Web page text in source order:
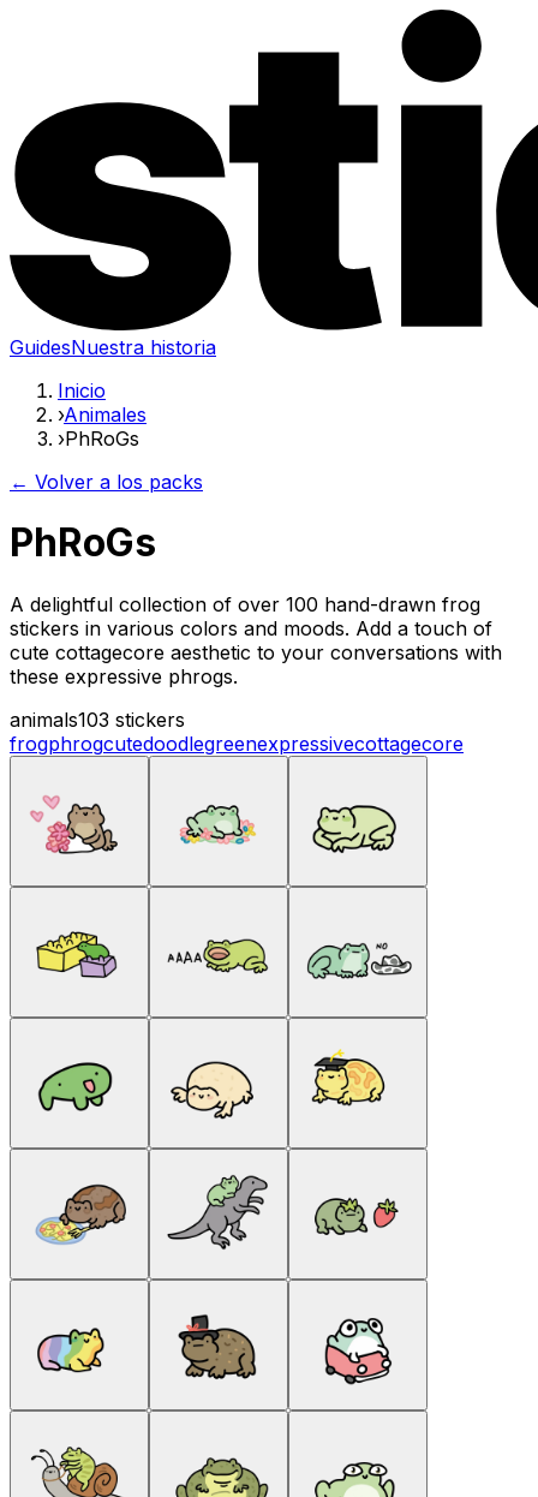
GuidesNuestra historia
Inicio
›Animales
›PhRoGs
← Volver a los packs
PhRoGs
A delightful collection of over 100 hand-drawn frog
stickers in various colors and moods. Add a touch of
cute cottagecore aesthetic to your conversations with
these expressive phrogs.
animals103 stickers
frogphrogcutedoodlegreenexpressivecottagecore